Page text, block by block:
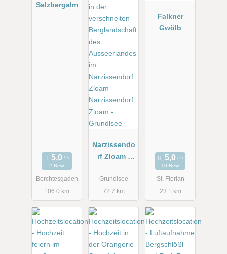
Salzbergalm
2 Bew.
Berchtesgaden
106.0 km
Narzissendo
rf Zloam -
Grundlsee
72.7 km
Falkner
Gwölb
10 Bew.
St. Florian
23.1 km